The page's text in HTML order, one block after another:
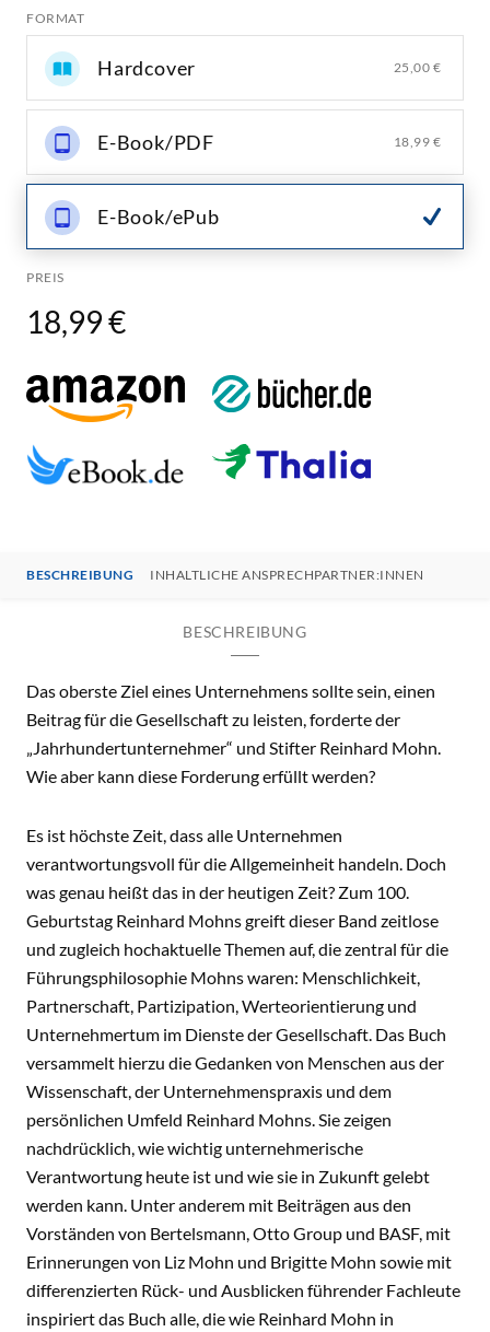
FORMAT
Hardcover 25,00 €
E-Book/PDF 18,99 €
E-Book/ePub
PREIS
18,99 €
BESCHREIBUNG INHALTLICHE ANSPRECHPARTNER:INNEN
BESCHREIBUNG
Das oberste Ziel eines Unternehmens sollte sein, einen
Beitrag für die Gesellschaft zu leisten, forderte der
„Jahrhundertunternehmer“ und Stifter Reinhard Mohn.
Wie aber kann diese Forderung erfüllt werden?
Es ist höchste Zeit, dass alle Unternehmen
verantwortungsvoll für die Allgemeinheit handeln. Doch
was genau heißt das in der heutigen Zeit? Zum 100.
Geburtstag Reinhard Mohns greift dieser Band zeitlose
und zugleich hochaktuelle Themen auf, die zentral für die
Führungsphilosophie Mohns waren: Menschlichkeit,
Partnerschaft, Partizipation, Werteorientierung und
Unternehmertum im Dienste der Gesellschaft. Das Buch
versammelt hierzu die Gedanken von Menschen aus der
Wissenschaft, der Unternehmenspraxis und dem
persönlichen Umfeld Reinhard Mohns. Sie zeigen
nachdrücklich, wie wichtig unternehmerische
Verantwortung heute ist und wie sie in Zukunft gelebt
werden kann. Unter anderem mit Beiträgen aus den
Vorständen von Bertelsmann, Otto Group und BASF, mit
Erinnerungen von Liz Mohn und Brigitte Mohn sowie mit
differenzierten Rück- und Ausblicken führender Fachleute
inspiriert das Buch alle, die wie Reinhard Mohn in